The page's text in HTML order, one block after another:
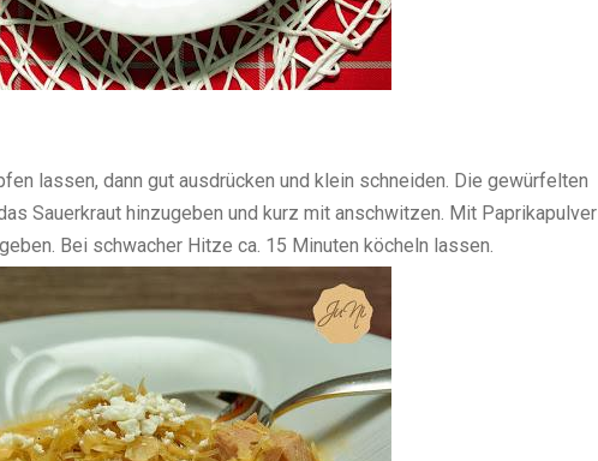
lassen, dann gut ausdrücken und klein schneiden. Die gewürfelten
Sauerkraut hinzugeben und kurz mit anschwitzen. Mit Paprikapulver
Bei schwacher Hitze ca. 15 Minuten köcheln lassen.